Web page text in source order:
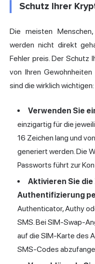
Schutz Ihrer
Die meisten
werden nicht direkt
Fehler preis. Der Schutz
von Ihren
sind die wirklich wichtigen:
Verwenden Sie
einzigartig für die
16 Zeichen lang und
generiert werden. Die
Passworts führt zur
Aktivieren Sie
Authentifizierung
Authenticator, Authy
SMS. Bei SIM-Swap-
auf die SIM-Karte des
SMS-Codes